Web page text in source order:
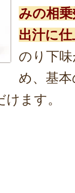
みの相
出汁に
のり下
め、基
ます。